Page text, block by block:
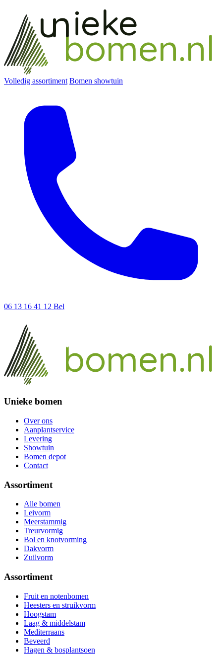
bomen.nl
unieke
Volledig assortiment Bomen showtuin
06 13 16 41 12 Bel
bomen.nl
un
Unieke bomen
Over ons
Aanplantservice
Levering
Showtuin
Bomen depot
Contact
Assortiment
Alle bomen
Leivorm
Meerstammig
Treurvormig
Bol en knotvorming
Dakvorm
Zuilvorm
Assortiment
Fruit en notenbomen
Heesters en struikvorm
Hoogstam
Laag & middelstam
Mediterraans
Beveerd
Hagen & bosplantsoen